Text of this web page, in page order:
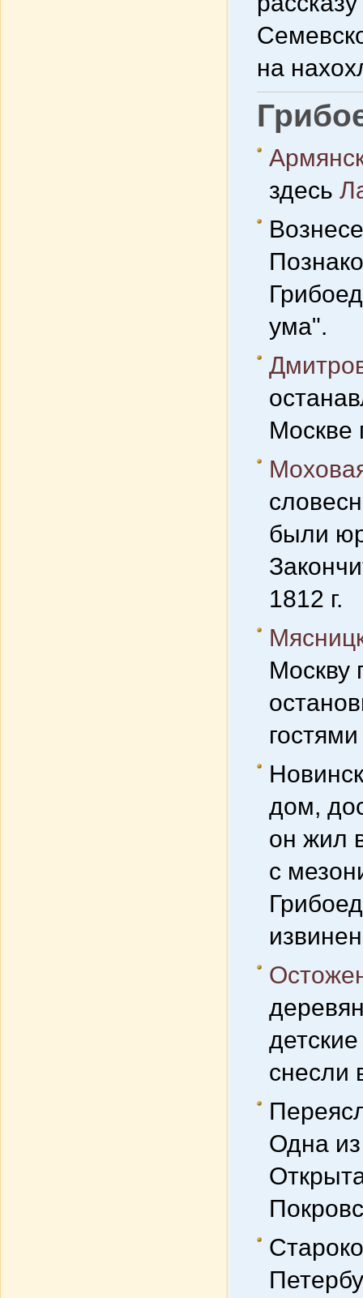
на
здесь
ума".
Москве
были
1812 г.
Москву
дом,
он жил
с
снесли
Одна